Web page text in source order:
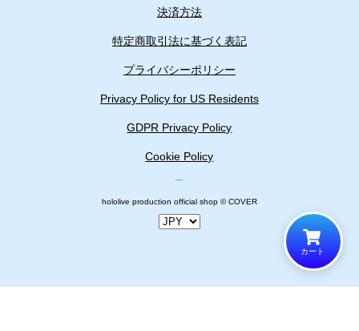
カート
決済方法
特定商取引法に基づく表記
hololive production official shop © COVER
プライバシーポリシー
Privacy Policy for US Residents
GDPR Privacy Policy
Cookie Policy